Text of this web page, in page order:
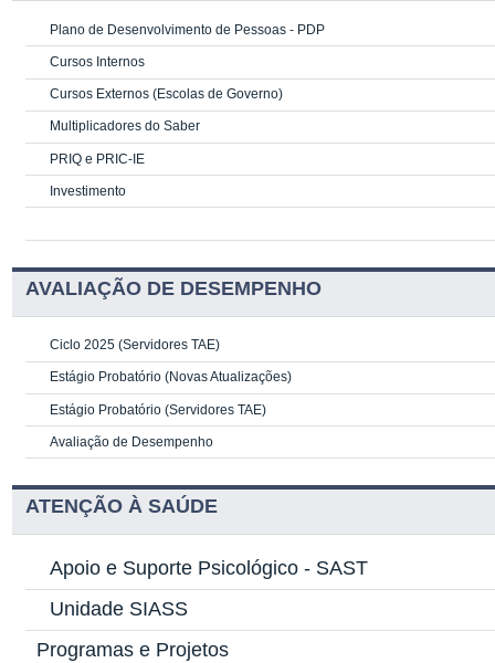
Plano de Desenvolvimento de Pessoas - PDP
Cursos Internos
Cursos Externos (Escolas de Governo)
Multiplicadores do Saber
PRIQ e PRIC-IE
Investimento
AVALIAÇÃO DE DESEMPENHO
Ciclo 2025 (Servidores TAE)
Estágio Probatório (Novas Atualizações)
Estágio Probatório (Servidores TAE)
Avaliação de Desempenho
ATENÇÃO À SAÚDE
Apoio e Suporte Psicológico - SAST
Unidade SIASS
Programas e Projetos